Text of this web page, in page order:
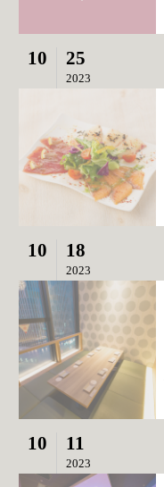
10 25
2023
10 18
2023
10 11
2023